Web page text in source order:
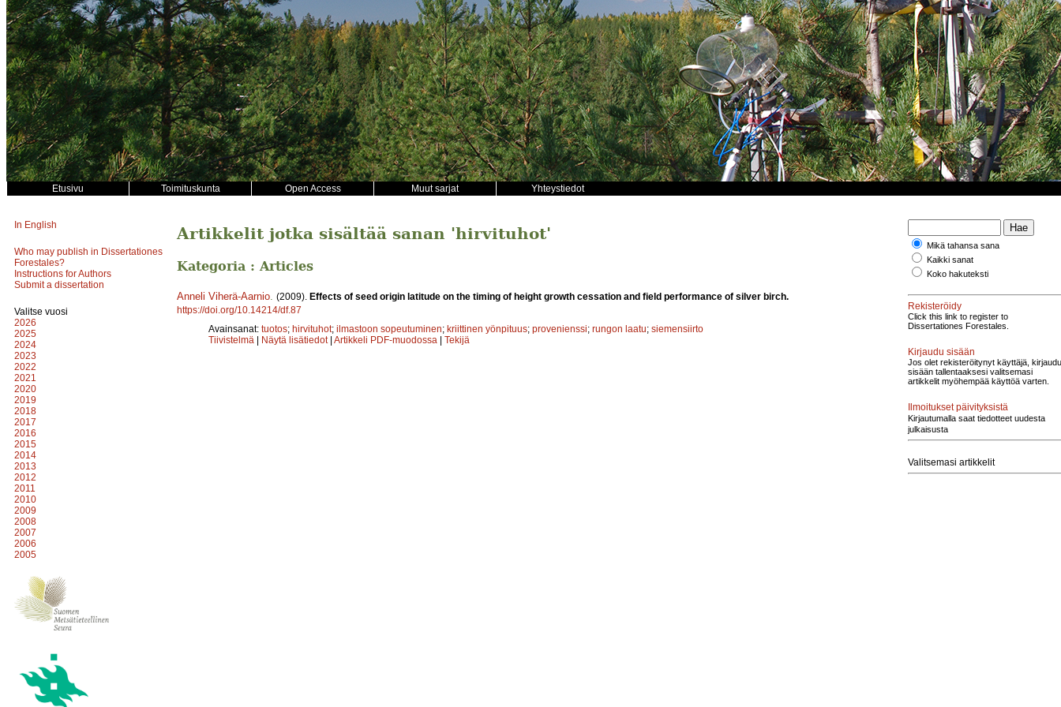
Etusivu Toimituskunta Open Access Muut sarjat Yhteystiedot
In English
Who may publish in Dissertationes
Forestales?
Instructions for Authors
Submit a dissertation
Valitse vuosi
2026
2025
2024
2023
2022
2021
2020
2019
2018
2017
2016
2015
2014
2013
2012
2011
2010
2009
2008
2007
2006
2005
Artikkelit jotka sisältää sanan 'hirvituhot'
Kategoria : Articles
Anneli Viherä-Aarnio (2009). Effects of seed origin latitude on the timing of height growth cessation and field performance of silver birch.
https://doi.org/10.14214/df.87
Avainsanat: tuotos; hirvituhot; ilmastoon sopeutuminen; kriittinen yönpituus; provenienssi; rungon laatu; siemensiirto
Tiivistelmä | Näytä lisätiedot | Artikkeli PDF-muodossa | Tekijä
Mikä tahansa sana
Kaikki sanat
Koko hakuteksti
Rekisteröidy
Click this link to register to
Dissertationes Forestales.
Kirjaudu sisään
Jos olet rekisteröitynyt käyttäjä, kirjaudu
sisään tallentaaksesi valitsemasi
artikkelit myöhempää käyttöä varten.
Ilmoitukset päivityksistä
Kirjautumalla saat tiedotteet uudesta
julkaisusta
Valitsemasi artikkelit